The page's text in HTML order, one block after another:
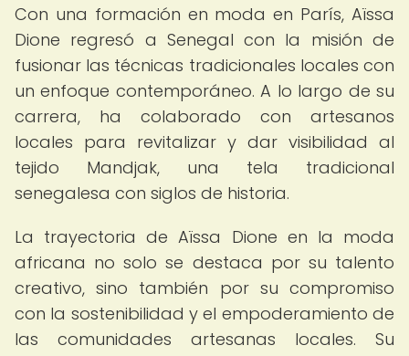
Con una formación en moda en París, Aïssa
Dione regresó a Senegal con la misión de
fusionar las técnicas tradicionales locales con
un enfoque contemporáneo. A lo largo de su
carrera, ha colaborado con artesanos
locales para revitalizar y dar visibilidad al
tejido Mandjak, una tela tradicional
senegalesa con siglos de historia.
La trayectoria de Aïssa Dione en la moda
africana no solo se destaca por su talento
creativo, sino también por su compromiso
con la sostenibilidad y el empoderamiento de
las comunidades artesanas locales. Su